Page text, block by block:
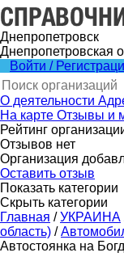
Днепропетровск
Днепропетровская
Войти /
О деятельности
На карте Отзывы и
Рейтинг
Отзывов нет
Организация
Оставить отзыв
Показать категории
Скрыть категории
Главная / УКРАИНА
область) /
Автостоянка на